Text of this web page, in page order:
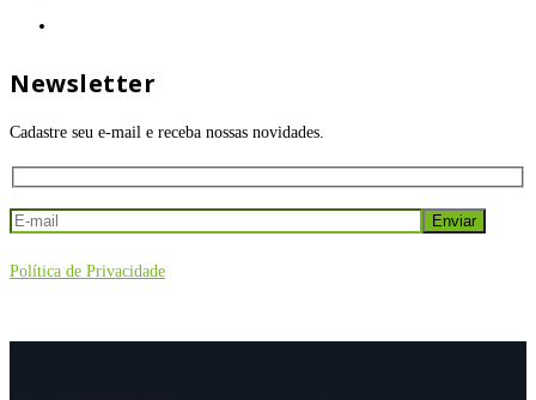
Newsletter
Cadastre seu e-mail e receba nossas novidades.
Política de Privacidade